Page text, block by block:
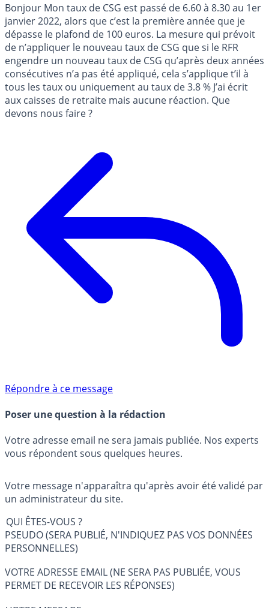
Bonjour Mon taux de CSG est passé de 6.60 à 8.30 au 1er
janvier 2022, alors que c’est la première année que je
dépasse le plafond de 100 euros. La mesure qui prévoit
de n’appliquer le nouveau taux de CSG que si le RFR
engendre un nouveau taux de CSG qu’après deux années
consécutives n’a pas été appliqué, cela s’applique t’il à
tous les taux ou uniquement au taux de 3.8 % J’ai écrit
aux caisses de retraite mais aucune réaction. Que
devons nous faire ?
Répondre à ce message
Poser une question à la rédaction
Votre adresse email ne sera jamais publiée. Nos experts
vous répondent sous quelques heures.
Votre message n'apparaîtra qu'après avoir été validé par
un administrateur du site.
QUI ÊTES-VOUS ?
PSEUDO (SERA PUBLIÉ, N'INDIQUEZ PAS VOS DONNÉES
PERSONNELLES)
VOTRE ADRESSE EMAIL (NE SERA PAS PUBLIÉE, VOUS
PERMET DE RECEVOIR LES RÉPONSES)